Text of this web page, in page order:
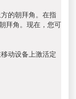
的朝拜角。在指
拜角。现在，您可
动设备上激活定